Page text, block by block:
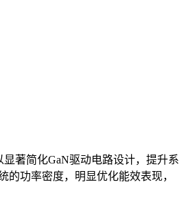
著简化GaN驱动电路设计，提升系
功率密度，明显优化能效表现，